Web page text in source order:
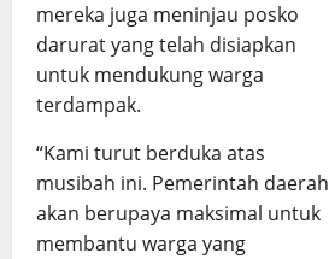
mereka juga meninjau posko
darurat yang telah disiapkan
untuk mendukung warga
terdampak.
“Kami turut berduka atas
musibah ini. Pemerintah daerah
akan berupaya maksimal untuk
membantu warga yang